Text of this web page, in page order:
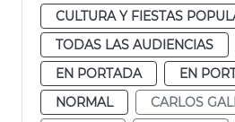
CULTURA Y FIESTAS
TODAS LAS AUDIENCIAS
EN PORTADA
EN
NORMAL
CARLOS